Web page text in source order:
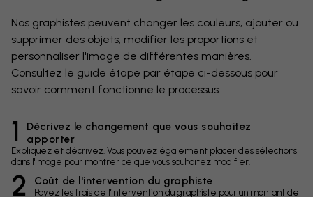
Nos graphistes peuvent changer les couleurs, ajouter ou
supprimer des objets, modifier les proportions et
personnaliser l'image de différentes manières.
Consultez le guide étape par étape ci-dessous pour
savoir comment fonctionne le processus.
1
Décrivez le changement que vous souhaitez
apporter
Expliquez et décrivez. Vous pouvez également placer des sélections
dans l'image pour montrer ce que vous souhaitez modifier.
2 Coût de l'intervention du graphiste
Payez les frais de l'intervention du graphiste pour un montant de